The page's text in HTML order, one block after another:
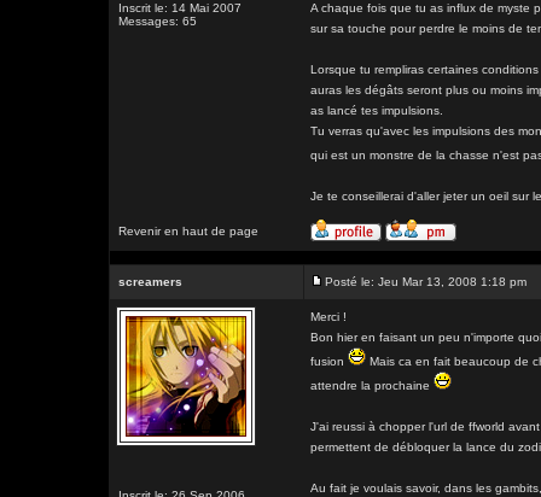
Inscrit le: 14 Mai 2007
Messages: 65
A chaque fois que tu as influx de myste
sur sa touche pour perdre le moins de
Lorsque tu rempliras certaines
auras les dégâts seront plus ou moins
as lancé tes impulsions.
Tu verras qu'avec les impulsions des
qui est un monstre de la chasse n'est
Je te conseillerai d'aller jeter un oeil sur
Revenir en haut de page
screamers Posté le: Jeu Mar 13, 2008 1:18 pm
Merci !
Bon hier en faisant un peu n'importe
fusion
Mais ca en fait beaucoup de
attendre la prochaine
J'ai reussi à chopper l'url de ffworld
permettent de débloquer la lance du
Au fait je voulais savoir, dans les